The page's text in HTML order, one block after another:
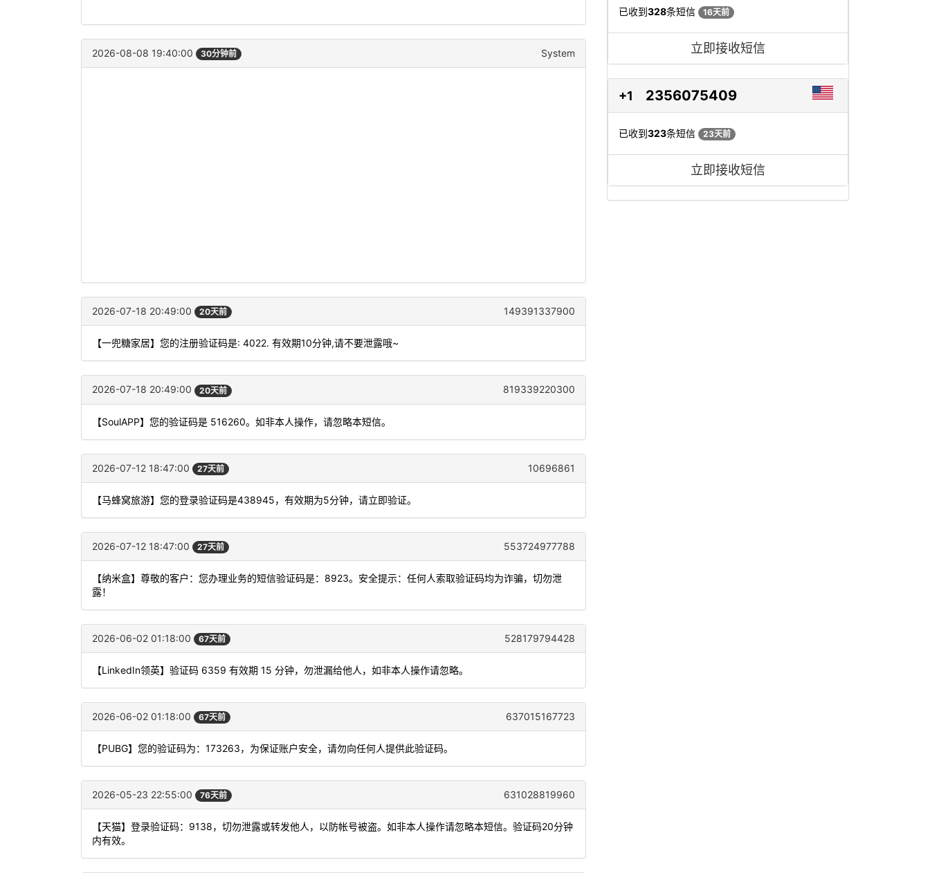
2026-08-08 19:40:00 30分钟前 System
2026-07-18 20:49:00 20天前 149391337900
【一兜糖家居】您的注册验证码是: 4022. 有效期10分钟,请不要泄露哦~
2026-07-18 20:49:00 20天前 819339220300
【SoulAPP】您的验证码是 516260。如非本人操作，请忽略本短信。
2026-07-12 18:47:00 27天前 10696861
【马蜂窝旅游】您的登录验证码是438945，有效期为5分钟，请立即验证。
2026-07-12 18:47:00 27天前 553724977788
【纳米盒】尊敬的客户：您办理业务的短信验证码是：8923。安全提示：任何人索取验证码均为诈骗，切勿泄
露！
2026-06-02 01:18:00 67天前 528179794428
【LinkedIn领英】验证码 6359 有效期 15 分钟，勿泄漏给他人，如非本人操作请忽略。
2026-06-02 01:18:00 67天前 637015167723
【PUBG】您的验证码为：173263，为保证账户安全，请勿向任何人提供此验证码。
2026-05-23 22:55:00 76天前 631028819960
【天猫】登录验证码：9138，切勿泄露或转发他人，以防帐号被盗。如非本人操作请忽略本短信。验证码20分钟
内有效。
已收到328条短信 16天前
立即接收短信
+1 2356075409
已收到323条短信 23天前
立即接收短信